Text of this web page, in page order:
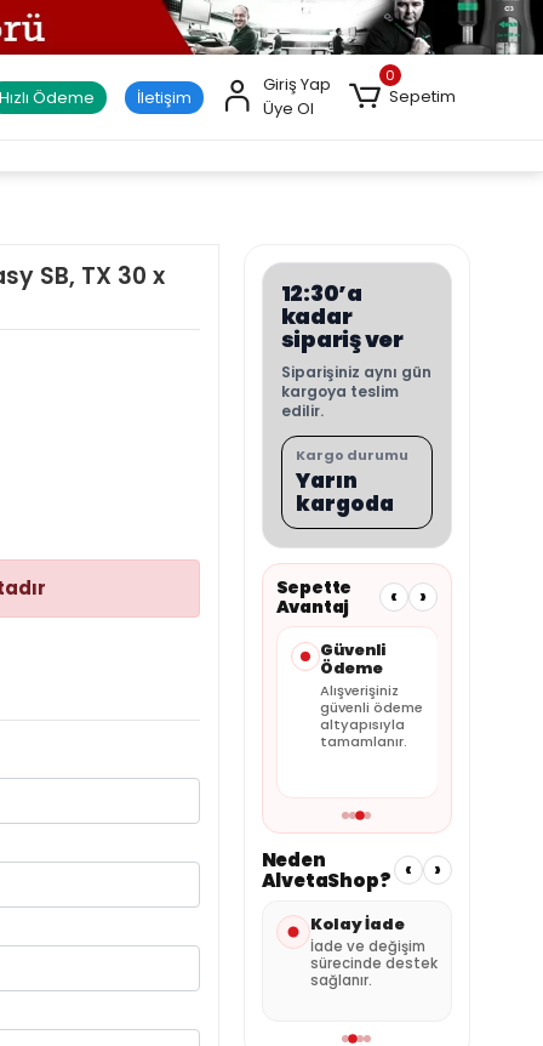
Hızlı Ödeme İletişim
Giriş Yap
Üye Ol
0
Sepetim
SB, TX 30 x
12:30’a
kadar
sipariş ver
Siparişiniz aynı gün
kargoya teslim
edilir.
Kargo durumu
Yarın
kargoda
Sepette
Avantaj
‹ ›
altyapısıyla
Faturalı
Satış
Tüm siparişler
faturalı olarak
gönderilir.
Neden
AlvetaShop?
‹ ›
Stok durumuna
Kolay İade
İade ve değişim
sürecinde destek
sağlanır.